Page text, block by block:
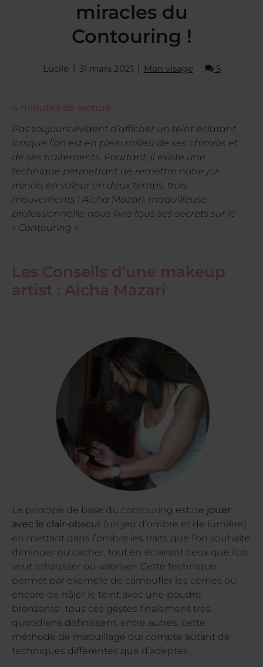
miracles du
Contouring !
Lucile 31 mars 2021 Mon visage 5
4 minutes de lecture
Pas toujours évident d’afficher un teint éclatant
lorsque l’on est en plein milieu de ses chimios et
de ses traitements. Pourtant, il existe une
technique permettant de remettre notre joli
minois en valeur en deux temps, trois
mouvements ! Aicha Mazari, maquilleuse
professionnelle, nous livre tous ses secrets sur le
« Contouring ».
Les Conseils d’une makeup
artist : Aicha Mazari
Le principe de base du contouring est de jouer
avec le clair-obscur (un jeu d’ombre et de lumière)
en mettant dans l’ombre les traits que l’on souhaite
diminuer ou cacher, tout en éclairant ceux que l’on
veut rehausser ou valoriser. Cette technique
permet par exemple de camoufler les cernes ou
encore de hâler le teint avec une poudre
bronzante : tous ces gestes finalement très
quotidiens définissent, entre autres, cette
méthode de maquillage qui compte autant de
techniques différentes que d’adeptes.